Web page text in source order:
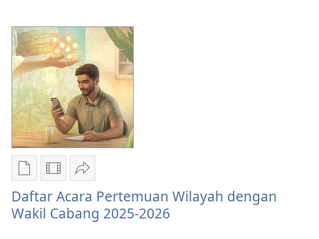
Regional
2026
”Bahagia
Selamanya”
Regional
2026
”Bahagia
Selamanya”
”Bahagia
Selamanya”
Pilihan
download
publikasi
Pilihan
download
video
Bagikan
Daftar
Acara
Pertemuan
Daftar Acara Pertemuan Wilayah dengan
Wakil Cabang 2025-2026